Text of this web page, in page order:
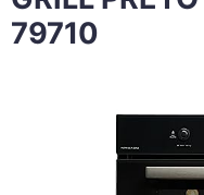
79710